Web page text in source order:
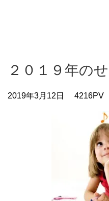
２０１９年の
2019年3月12日 4216PV